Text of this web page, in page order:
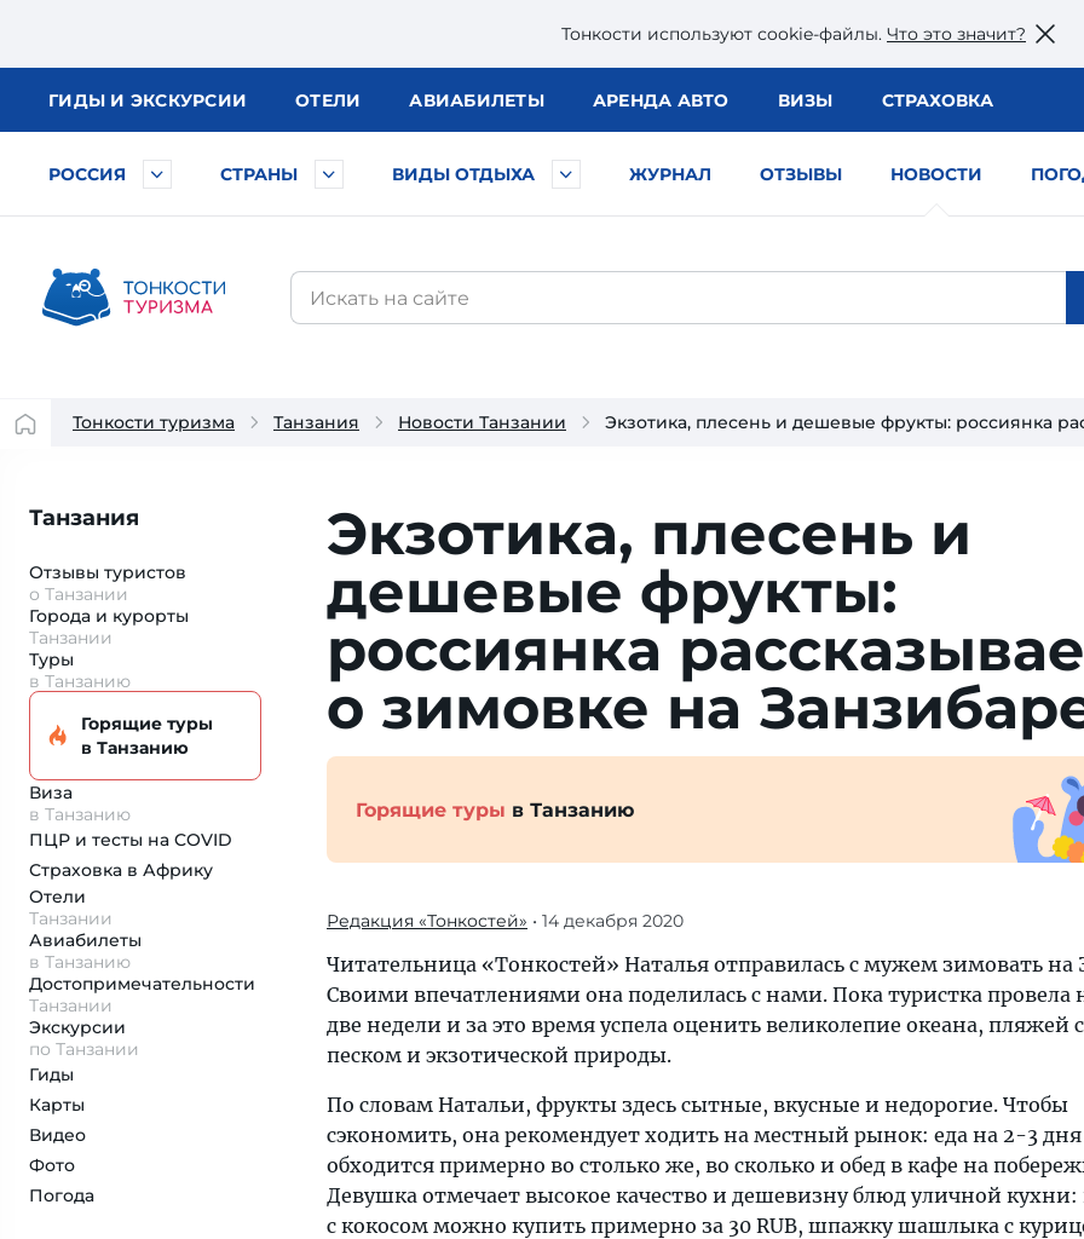
Тонкости используют сookie-файлы. Что это значит?
ГИДЫ И ЭКСКУРСИИ ОТЕЛИ АВИАБИЛЕТЫ АРЕНДА АВТО ВИЗЫ СТРАХОВКА
РОССИЯ СТРАНЫ ВИДЫ ОТДЫХА ЖУРНАЛ ОТЗЫВЫ НОВОСТИ
Тонкости туризма Танзания Новости Танзании Экзотика, плесень и дешевые фрукты: россиянка
Танзания
Отзывы туристов
о Танзании
Города и курорты
Танзании
Туры
в Танзанию
Горящие туры
в Танзанию
Виза
в Танзанию
ПЦР и тесты на COVID
Страховка в Африку
Отели
Танзании
Авиабилеты
в Танзанию
Достопримеча­тельности
Танзании
Экскурсии
по Танзании
Гиды
Карты
Видео
Фото
Погода
Экзотика, плесень и
дешевые фрукты:
россиянка
о зимовке на
Горящие туры в Танзанию
Редакция «Тонкостей» • 14 декабря 2020
Читательница «Тонкостей» Наталья отправилась с мужем зимовать на
Своими впечатлениями она поделилась с нами. Пока туристка провела
две недели и за это время успела оценить великолепие океана, пляжей
песком и экзотической природы.
По словам Натальи, фрукты здесь сытные, вкусные и недорогие. Чтобы
сэкономить, она рекомендует ходить на местный рынок: еда на 2-3 дня
обходится примерно во столько же, во сколько и обед в кафе на
Девушка отмечает высокое качество и дешевизну блюд уличной
с кокосом можно купить примерно за 30 RUB, шпажку шашлыка с